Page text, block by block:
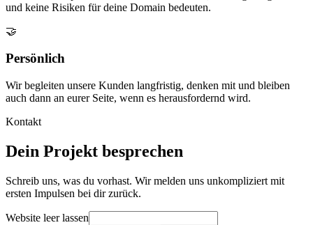
und keine Risiken für deine Domain bedeuten.
🤝
Persönlich
Wir begleiten unsere Kunden langfristig, denken mit und bleiben
auch dann an eurer Seite, wenn es herausfordernd wird.
Kontakt
Dein Projekt besprechen
Schreib uns, was du vorhast. Wir melden uns unkompliziert mit
ersten Impulsen bei dir zurück.
Website leer lassen